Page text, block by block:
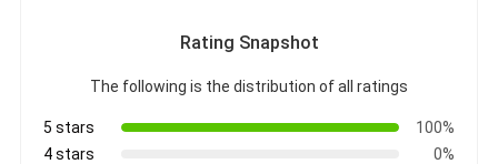
Rating Snapshot
The following is the distribution of all ratings
5 stars
100%
4 stars
0%